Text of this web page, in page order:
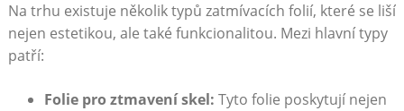
Na trhu existuje⁢ několik typů⁤ zatmívacích ⁤folií, které se⁤ liší
nejen estetikou,​ ale ⁢také ​funkcionalitou. Mezi hlavní typy
⁢patří:
Folie⁤ pro ztmavení skel: Tyto folie poskytují nejen